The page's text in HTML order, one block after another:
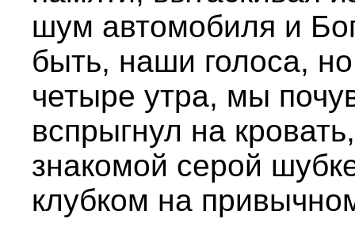
шум автомобиля и
быть, наши голоса,
четыре утра, мы
вспрыгнул на
знакомой серой
клубком на